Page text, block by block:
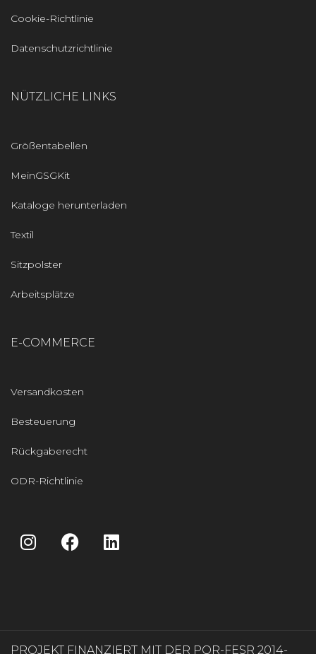
Cookie-Richtlinie
Datenschutzrichtlinie
NÜTZLICHE LINKS
Größentabellen
MeinGSGKit
Kataloge herunterladen
Textil
Sitzpolster
Arbeitsplätze
E-COMMERCE
Versandkosten
Besteuerung
Rückgaberecht
ODR-Richtlinie
PROJEKT FINANZIERT MIT DER POR-FESR 2014-